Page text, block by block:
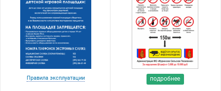
Правила эксплуатации подробнее